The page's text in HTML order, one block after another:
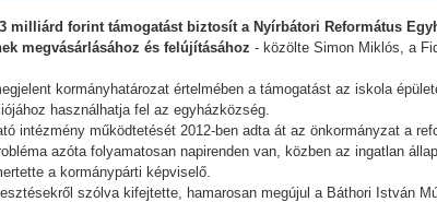
milliárd forint támogatást biztosít a Nyírbátori Református
megvásárlásához és felújításához - közölte Simon Miklós, a
kormányhatározat értelmében a támogatást az iskola
használhatja fel az egyházközség.
intézmény működtetését 2012-ben adta át az önkormányzat a
azóta folyamatosan napirenden van, közben az ingatlan
a kormánypárti képviselő.
szólva kifejtette, hamarosan megújul a Báthori István